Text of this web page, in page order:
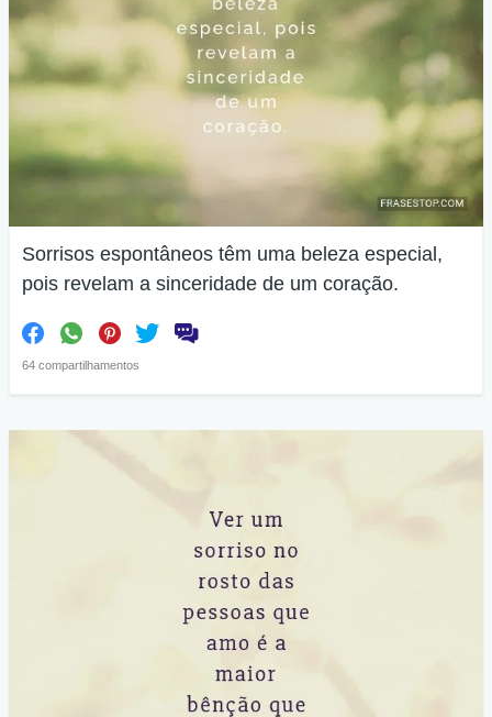
Sorrisos espontâneos têm uma beleza especial,
pois revelam a sinceridade de um coração.
64 compartilhamentos